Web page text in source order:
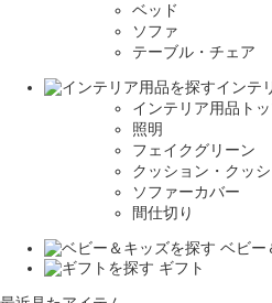
ベッド
ソファ
テーブル・チェア
インテ
インテリア用品ト
照明
フェイクグリーン
クッション・クッ
ソファーカバー
間仕切り
ベビー
ギフト